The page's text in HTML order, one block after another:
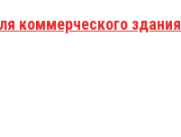
коммерческого здания